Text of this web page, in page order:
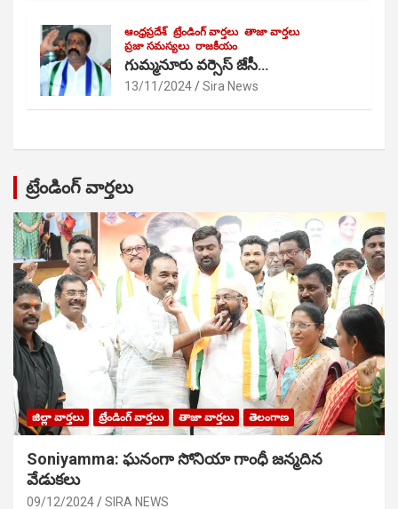
ఆంధ్రప్రదేశ్ ట్రేండింగ్ వార్తలు తాజా వార్తలు
ప్రజా సమస్యలు రాజకీయం
గుమ్మనూరు వర్సెస్ జేసీ…
13/11/2024 Sira News
ట్రేండింగ్ వార్తలు
జిల్లా వార్తలు ట్రేండింగ్ వార్తలు తాజా వార్తలు తెలంగాణ
Soniyamma: ఘ‌నంగా సోనియా గాంధీ జ‌న్మ‌దిన
వేడుక‌లు
09/12/2024 SIRA NEWS